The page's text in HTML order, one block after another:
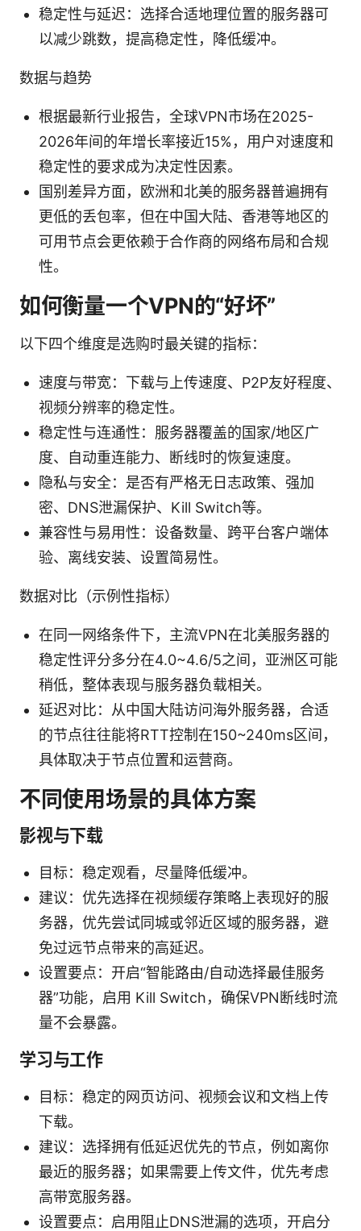
稳定性与延迟：选择合适地理位置的服务器可
以减少跳数，提高稳定性，降低缓冲。
数据与趋势
根据最新行业报告，全球VPN市场在2025-
2026年间的年增长率接近15%，用户对速度和
稳定性的要求成为决定性因素。
国别差异方面，欧洲和北美的服务器普遍拥有
更低的丢包率，但在中国大陆、香港等地区的
可用节点会更依赖于合作商的网络布局和合规
性。
如何衡量一个VPN的“好坏”
以下四个维度是选购时最关键的指标：
速度与带宽：下载与上传速度、P2P友好程度、
视频分辨率的稳定性。
稳定性与连通性：服务器覆盖的国家/地区广
度、自动重连能力、断线时的恢复速度。
隐私与安全：是否有严格无日志政策、强加
密、DNS泄漏保护、Kill Switch等。
兼容性与易用性：设备数量、跨平台客户端体
验、离线安装、设置简易性。
数据对比（示例性指标）
在同一网络条件下，主流VPN在北美服务器的
稳定性评分多分在4.0~4.6/5之间，亚洲区可能
稍低，整体表现与服务器负载相关。
延迟对比：从中国大陆访问海外服务器，合适
的节点往往能将RTT控制在150~240ms区间，
具体取决于节点位置和运营商。
不同使用场景的具体方案
影视与下载
目标：稳定观看，尽量降低缓冲。
建议：优先选择在视频缓存策略上表现好的服
务器，优先尝试同城或邻近区域的服务器，避
免过远节点带来的高延迟。
设置要点：开启“智能路由/自动选择最佳服务
器”功能，启用 Kill Switch，确保VPN断线时流
量不会暴露。
学习与工作
目标：稳定的网页访问、视频会议和文档上传
下载。
建议：选择拥有低延迟优先的节点，例如离你
最近的服务器；如果需要上传文件，优先考虑
高带宽服务器。
设置要点：启用阻止DNS泄漏的选项，开启分